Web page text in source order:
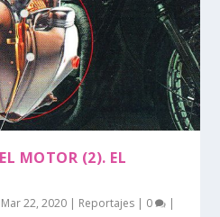
MOTOR (2). EL
Mar 22, 2020 | Reportajes | 0 |